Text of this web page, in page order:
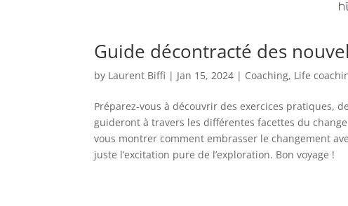
Guide décontracté des
by Laurent Biffi | Jan 15, 2024 | Coaching, Life
Préparez-vous à découvrir des exercices pratiques,
guideront à travers les différentes facettes du
vous montrer comment embrasser le changement
juste l’excitation pure de l’exploration. Bon voyage !